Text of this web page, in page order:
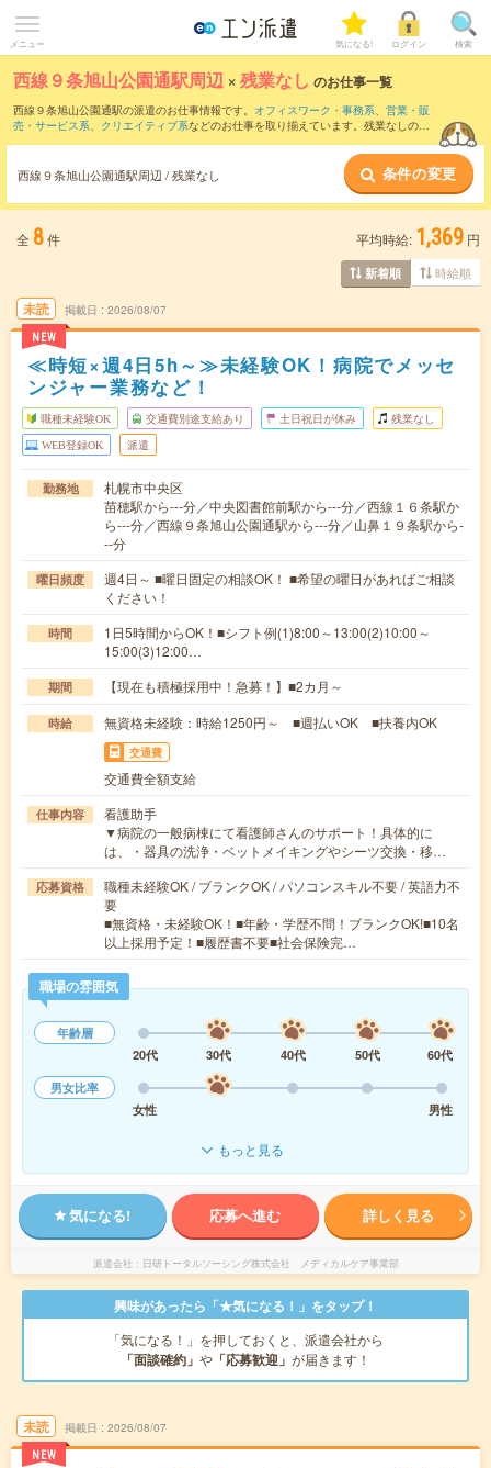
メニュー 気になる! ログイン 検索
西線９条旭山公園通駅周辺 ×残業なし のお仕事一覧
西線９条旭山公園通駅の派遣のお仕事情報です。 オフィスワーク・事務系、 営業・販
売・サービス系、 クリエイティブ系などのお仕事を取り揃えています。残業なしの条
西線９条旭山公園通駅周辺 / 残業なし 条件の変更
全 8件 平均時給: 1,369 円
新着順 時給順
未読
NEW
掲載日 2026/08/07
≪時短×週4日5h～≫未経験OK！病院でメッセ
ンジャー業務など！
職種未経験OK 交通費別途支給あり 土日祝日が休み 残業なし
WEB登録OK 派遣
勤務地
札幌市中央区
苗穂駅から---分／中央図書館前駅から---分／西線１６条駅か
ら---分／西線９条旭山公園通駅から---分／山鼻１９条駅から-
--分
曜日頻度
週4日～ ■曜日固定の相談OK！ ■希望の曜日があればご相談
ください！
時間
1日5時間からOK！■シフト例(1)8:00～13:00(2)10:00～
15:00(3)12:00…
期間 【現在も積極採用中！急募！】■2カ月～
時給 無資格未経験：時給1250円～ ■週払いOK ■扶養内OK
交通費
交通費全額支給
仕事内容
看護助手
▼病院の一般病棟にて看護師さんのサポート！具体的に
は、・器具の洗浄・ベットメイキングやシーツ交換・移…
応募資格
職種未経験OK / ブランクOK / パソコンスキル不要 / 英語力不
要
■無資格・未経験OK！■年齢・学歴不問！ブランクOK!■10名
以上採用予定！■履歴書不要■社会保険完…
職場の雰囲気
年齢層
20代
30代 40代 50代
60代
男女比率
女性
男性
もっと見る
気になる! 応募へ進む 詳しく見る
派遣会社 日研トータルソーシング株式会社 メディカルケア事業部
興味があったら「★気になる！」をタップ！
「気になる！」を押しておくと、派遣会社から
「面談確約」 や 「応募歓迎」 が届きます！
未読
NEW
掲載日 2026/08/07